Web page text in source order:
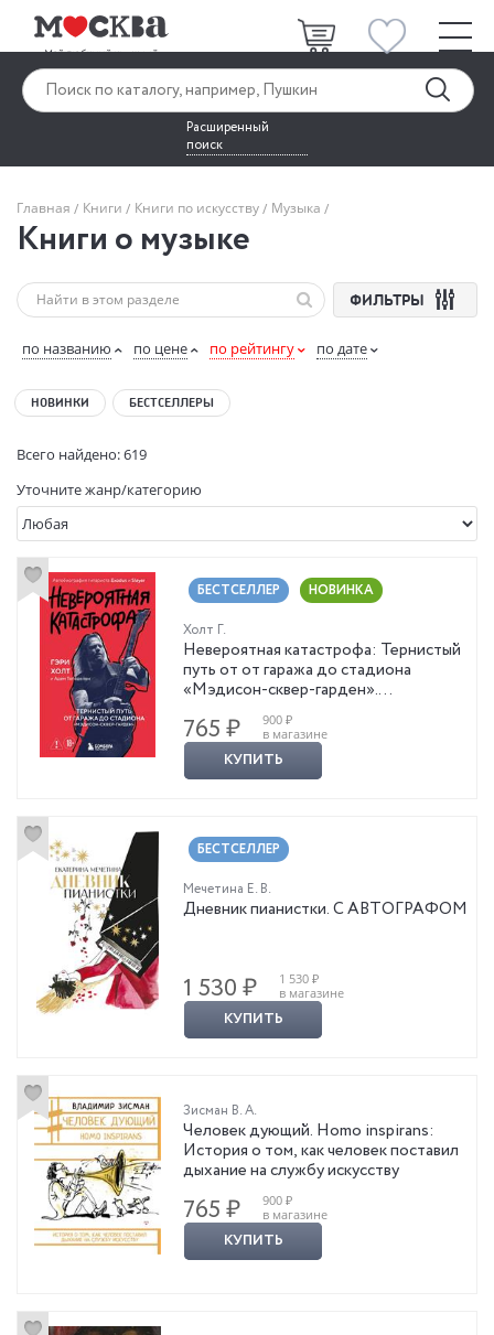
Расширенный
поиск
Главная Книги Книги по искусству Музыка
Книги о музыке
ФИЛЬТРЫ
по названию по цене по рейтингу по дате
НОВИНКИ БЕСТСЕЛЛЕРЫ
Всего найдено: 619
Уточните жанр/категорию
БЕСТСЕЛЛЕР НОВИНКА
Холт Г.
Невероятная катастрофа: Тернистый
путь от от гаража до стадиона
«Мэдисон-сквер-гарден».
Автобиография гитариста Exodus и
Slayer
765 ₽
900 ₽
в магазине
КУПИТЬ
БЕСТСЕЛЛЕР
Мечетина Е. В.
Дневник пианистки. С АВТОГРАФОМ
1 530 ₽
1 530 ₽
в магазине
КУПИТЬ
Зисман В. А.
Человек дующий. Homo inspirans:
История о том, как человек поставил
дыхание на службу искусству
765 ₽
900 ₽
в магазине
КУПИТЬ